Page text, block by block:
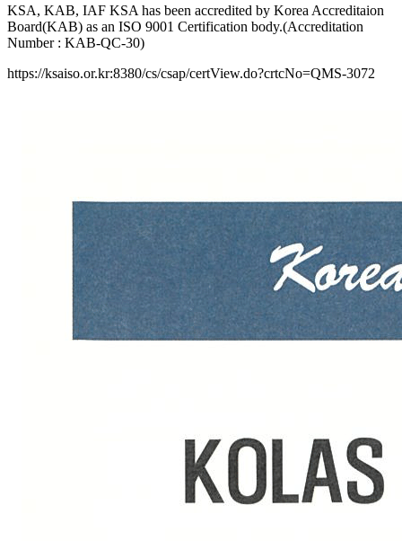
KSA, KAB, IAF KSA has been accredited by Korea Accreditaion
Board(KAB) as an ISO 9001 Certification body.(Accreditation
Number : KAB-QC-30)
https://ksaiso.or.kr:8380/cs/csap/certView.do?crtcNo=QMS-3072